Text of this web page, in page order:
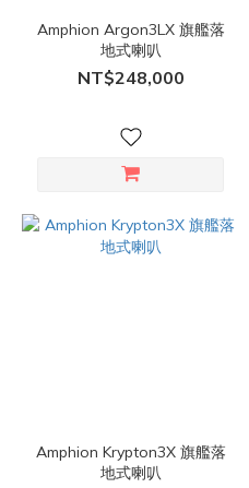
Amphion Argon3LX 旗艦落
地式喇叭
NT$248,000
Amphion Krypton3X 旗艦落
地式喇叭